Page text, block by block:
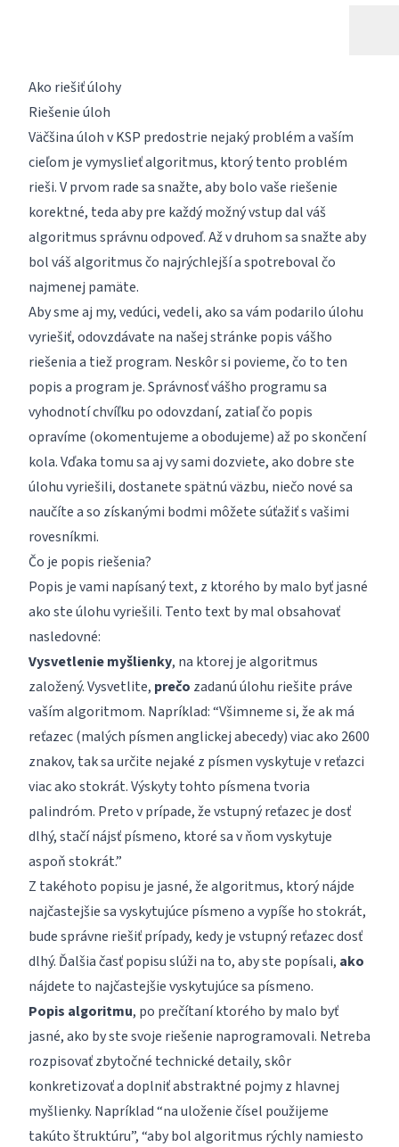
Ako riešiť úlohy
Riešenie úloh
Väčšina úloh v KSP predostrie nejaký problém a vaším
cieľom je vymyslieť algoritmus, ktorý tento problém
rieši. V prvom rade sa snažte, aby bolo vaše riešenie
korektné, teda aby pre každý možný vstup dal váš
algoritmus správnu odpoveď. Až v druhom sa snažte aby
bol váš algoritmus čo najrýchlejší a spotreboval čo
najmenej pamäte.
Aby sme aj my, vedúci, vedeli, ako sa vám podarilo úlohu
vyriešiť, odovzdávate na našej stránke popis vášho
riešenia a tiež program. Neskôr si povieme, čo to ten
popis a program je. Správnosť vášho programu sa
vyhodnotí chvíľku po odovzdaní, zatiaľ čo popis
opravíme (okomentujeme a obodujeme) až po skončení
kola. Vďaka tomu sa aj vy sami dozviete, ako dobre ste
úlohu vyriešili, dostanete spätnú väzbu, niečo nové sa
naučíte a so získanými bodmi môžete súťažiť s vašimi
rovesníkmi.
Čo je popis riešenia?
Popis je vami napísaný text, z ktorého by malo byť jasné
ako ste úlohu vyriešili. Tento text by mal obsahovať
nasledovné:
Vysvetlenie myšlienky, na ktorej je algoritmus
založený. Vysvetlite, prečo zadanú úlohu riešite práve
vaším algoritmom. Napríklad: “Všimneme si, že ak má
reťazec (malých písmen anglickej abecedy) viac ako 2600
znakov, tak sa určite nejaké z písmen vyskytuje v reťazci
viac ako stokrát. Výskyty tohto písmena tvoria
palindróm. Preto v prípade, že vstupný reťazec je dosť
dlhý, stačí nájsť písmeno, ktoré sa v ňom vyskytuje
aspoň stokrát.”
Z takéhoto popisu je jasné, že algoritmus, ktorý nájde
najčastejšie sa vyskytujúce písmeno a vypíše ho stokrát,
bude správne riešiť prípady, kedy je vstupný reťazec dosť
dlhý. Ďalšia časť popisu slúži na to, aby ste popísali, ako
nájdete to najčastejšie vyskytujúce sa písmeno.
Popis algoritmu, po prečítaní ktorého by malo byť
jasné, ako by ste svoje riešenie naprogramovali. Netreba
rozpisovať zbytočné technické detaily, skôr
konkretizovať a doplniť abstraktné pojmy z hlavnej
myšlienky. Napríklad “na uloženie čísel použijeme
takúto štruktúru”, “aby bol algoritmus rýchly namiesto